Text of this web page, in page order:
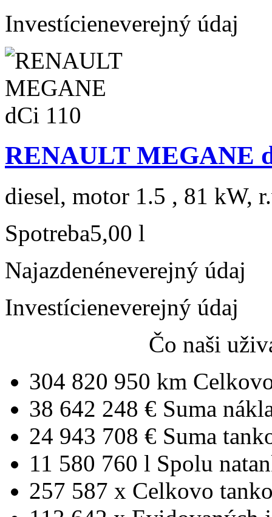
Investícieneverejný údaj
RENAULT MEGANE
diesel, motor 1.5 , 81 kW,
Spotreba5,00 l
Najazdenéneverejný údaj
Investícieneverejný údaj
Čo naši
304 820 950 km
38 642 248 € Suma
24 943 708 € Suma
11 580 760 l Spolu
257 587 x Celkovo